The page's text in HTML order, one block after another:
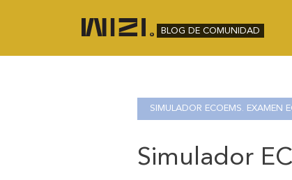
BLOG DE COMUNIDAD
SIMULADOR ECOEMS. EXAMEN
Simulador